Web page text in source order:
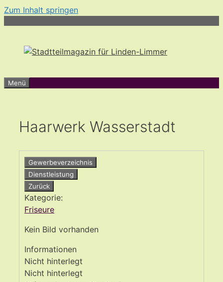
Zum Inhalt springen
Menü
Haarwerk Wasserstadt
Gewerbeverzeichnis
Dienstleistung
Zurück
Kategorie:
Friseure
Kein Bild vorhanden
Informationen
Nicht hinterlegt
Nicht hinterlegt